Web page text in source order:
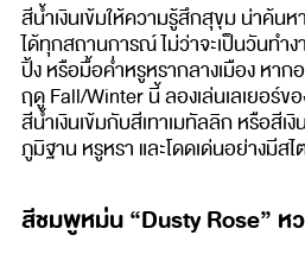
สีน้ำเงินเข้มให้ความรู้สึกสุขุม น่าค้น
ได้ทุกสถานการณ์ ไม่ว่าจะเป็นวันทำ
ปิ้ง หรือมื้อค่ำหรูหรากลางเมือง หา
ฤดู Fall/Winter นี้ ลองเล่นเลเยอร์ข
สีน้ำเงินเข้มกับสีเทาเมทัลลิก หรือสีเ
ภูมิฐาน หรูหรา และโดดเด่นอย่างมีสไ
สีชมพูหม่น “Dusty Rose” ห